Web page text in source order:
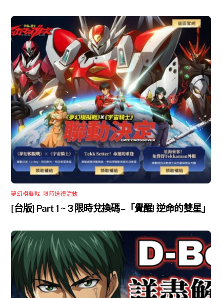
夢幻模擬戰 限時送禮活動
[台版] Part 1 ~ 3 限時兌換碼 –「覺醒! 逆命的雙星」